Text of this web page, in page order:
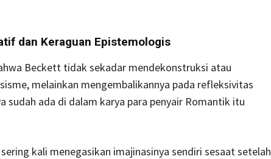
dan Keraguan Epistemologis
Beckett tidak sekadar mendekonstruksi atau
melainkan mengembalikannya pada refleksivitas
sudah ada di dalam karya para penyair Romantik itu
kali menegasikan imajinasinya sendiri sesaat setelah